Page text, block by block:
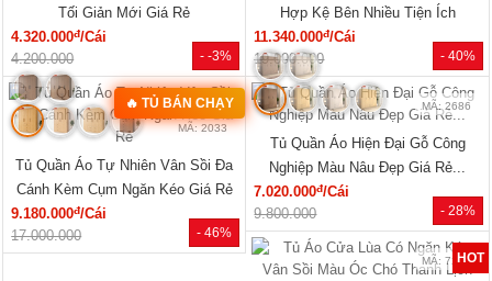
- 43%
Bộ Sofa Góc Gỗ Sồi Mỹ Có Ghế
Đơn Thiết Kế Bo Tròn
24.610.000
43.150.000
- 23%
Bộ Bàn Ghế Đối Lớn Gỗ Gõ Đỏ
Tựa Lưng Nan Hiện Đại Đẹp
33.440.000
43.360.000
SẢN PHẨM MỚI